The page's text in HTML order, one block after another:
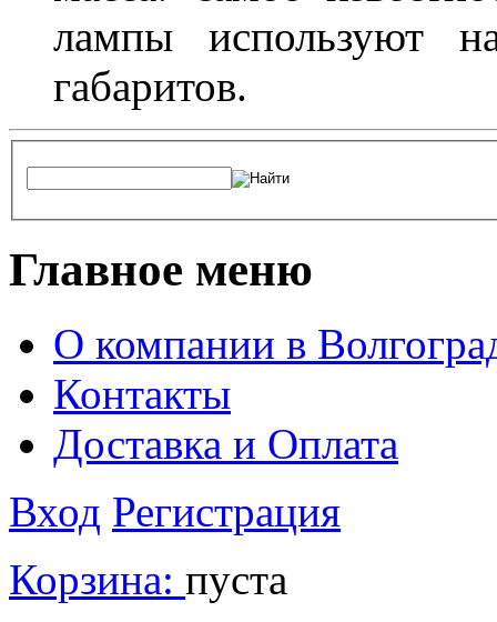
лампы используют
габаритов.
Главное меню
О компании в
Контакты
Доставка и Оплата
Вход Регистрация
Корзина: пуста